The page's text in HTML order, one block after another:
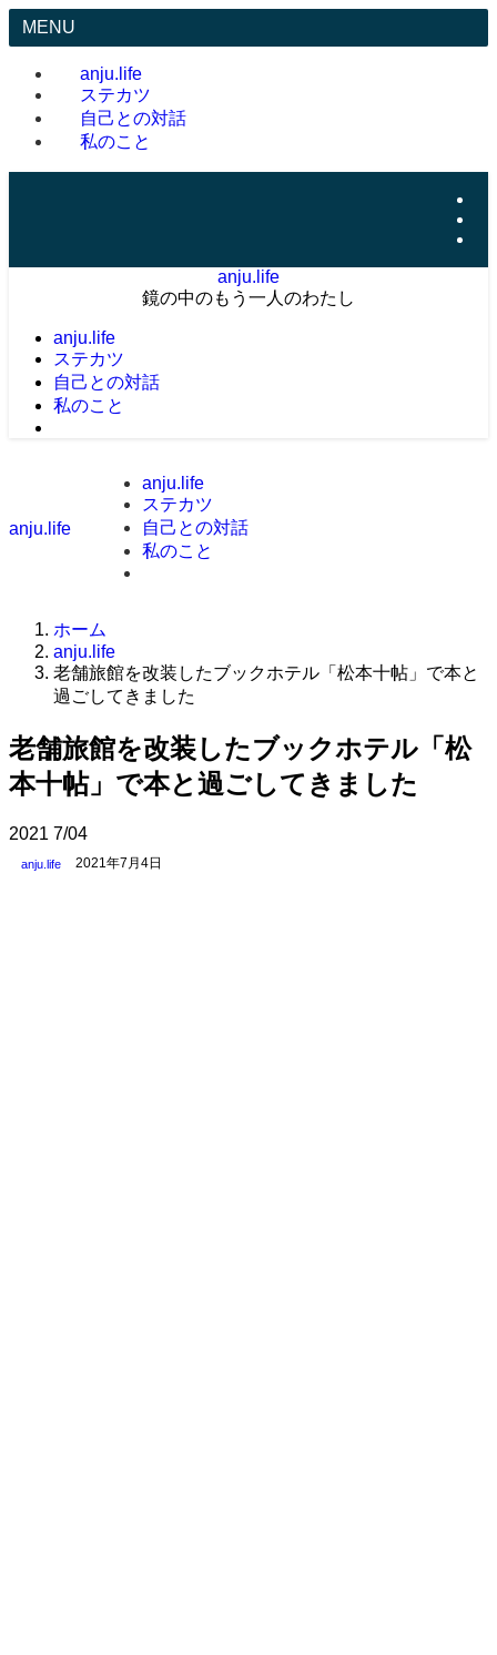
MENU
anju.life
ステカツ
自己との対話
私のこと
anju.life
鏡の中のもう一人のわたし
anju.life
ステカツ
自己との対話
私のこと
anju.life
anju.life
ステカツ
自己との対話
私のこと
ホーム
anju.life
老舗旅館を改装したブックホテル「松本十帖」で本と
過ごしてきました
老舗旅館を改装したブックホテル「松
本十帖」で本と過ごしてきました
2021 7/04
anju.life 2021年7月4日